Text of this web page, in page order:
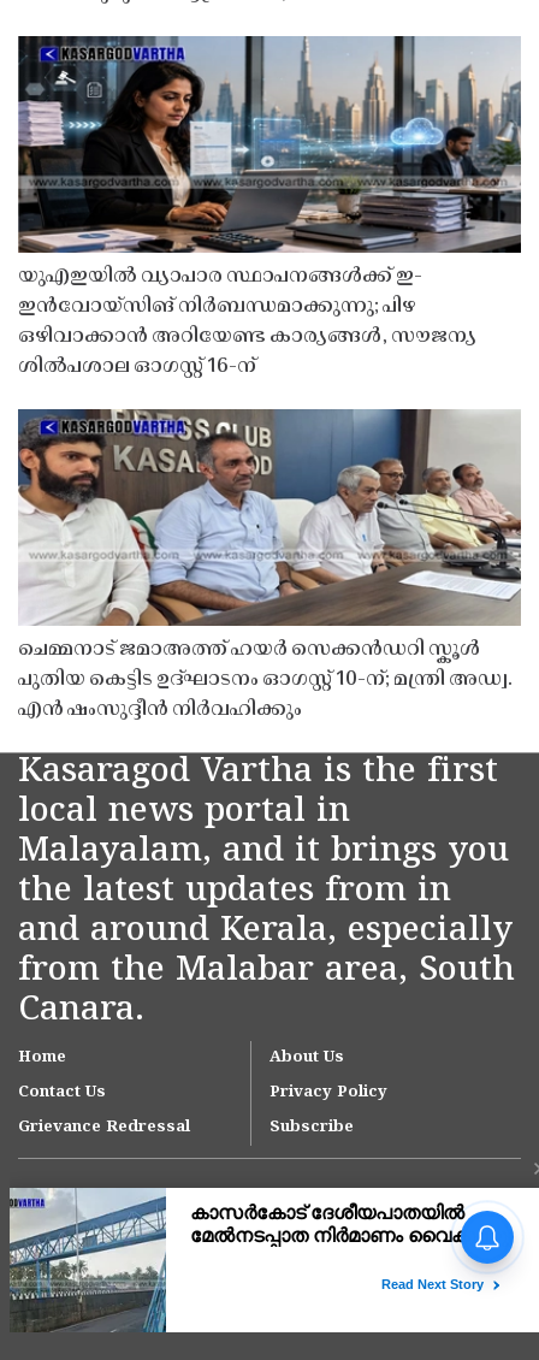
യുഎഇയിൽ വ്യാപാര സ്ഥാപനങ്ങൾക്ക് ഇ-
ഇൻവോയ്സിങ് നിർബന്ധമാക്കുന്നു; പിഴ
ഒഴിവാക്കാൻ അറിയേണ്ട കാര്യങ്ങൾ, സൗജന്യ
ശിൽപശാല ഓഗസ്റ്റ് 16-ന്
ചെമ്മനാട് ജമാഅത്ത് ഹയർ സെക്കൻഡറി സ്കൂൾ
പുതിയ കെട്ടിട ഉദ്ഘാടനം ഓഗസ്റ്റ് 10-ന്; മന്ത്രി അഡ്വ.
എൻ ഷംസുദ്ദീൻ നിർവഹിക്കും
Kasaragod Vartha is the first
local news portal in
Malayalam, and it brings you
the latest updates from in
and around Kerala, especially
from the Malabar area, South
Canara.
Home
About Us
Contact Us
Privacy Policy
Grievance Redressal
Subscribe
Copyright © 2007-